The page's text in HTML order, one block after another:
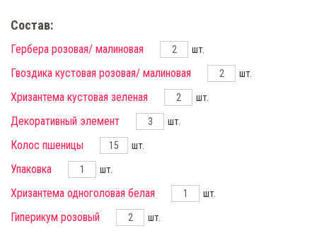
Состав:
Гербера розовая/ малиновая шт.
Гвоздика кустовая розовая/ малиновая шт.
Хризантема кустовая зеленая шт.
Декоративный элемент шт.
Колос пшеницы шт.
Упаковка шт.
Хризантема одноголовая белая шт.
Гиперикум розовый шт.